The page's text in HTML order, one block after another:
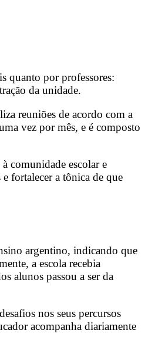
quanto por professores:
da unidade.
reuniões de acordo com a
vez por mês, e é composto
comunidade escolar e
fortalecer a tônica de que
argentino, indicando que
a escola recebia
alunos passou a ser da
nos seus percursos
acompanha diariamente